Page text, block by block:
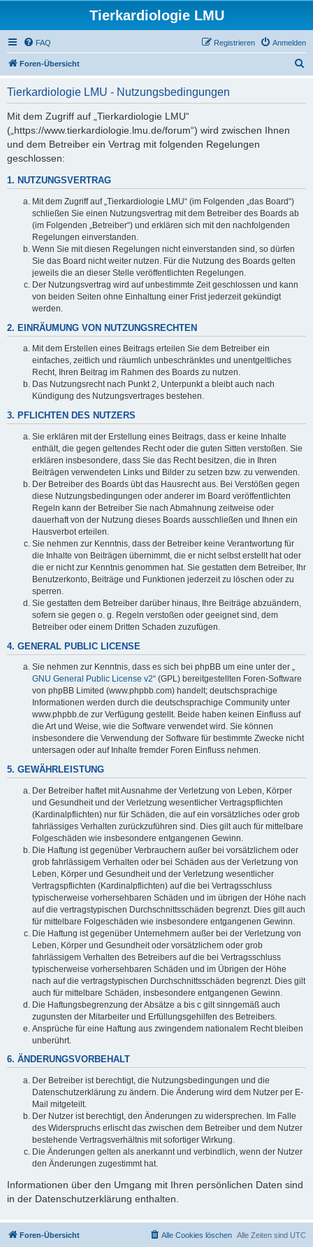
Tierkardiologie LMU
FAQ Anmelden
Registrieren
Foren-Übersicht
Tierkardiologie LMU - Nutzungsbedingungen
Mit dem Zugriff auf „Tierkardiologie LMU“
(„https://www.tierkardiologie.lmu.de/forum“) wird zwischen Ihnen
und dem Betreiber ein Vertrag mit folgenden Regelungen
geschlossen:
1. NUTZUNGSVERTRAG
Mit dem Zugriff auf „Tierkardiologie LMU“ (im Folgenden „das Board“)
schließen Sie einen Nutzungsvertrag mit dem Betreiber des Boards ab
(im Folgenden „Betreiber“) und erklären sich mit den nachfolgenden
Regelungen einverstanden.
Wenn Sie mit diesen Regelungen nicht einverstanden sind, so dürfen
Sie das Board nicht weiter nutzen. Für die Nutzung des Boards gelten
jeweils die an dieser Stelle veröffentlichten Regelungen.
Der Nutzungsvertrag wird auf unbestimmte Zeit geschlossen und kann
von beiden Seiten ohne Einhaltung einer Frist jederzeit gekündigt
werden.
2. EINRÄUMUNG VON NUTZUNGSRECHTEN
Mit dem Erstellen eines Beitrags erteilen Sie dem Betreiber ein
einfaches, zeitlich und räumlich unbeschränktes und unentgeltliches
Recht, Ihren Beitrag im Rahmen des Boards zu nutzen.
Das Nutzungsrecht nach Punkt 2, Unterpunkt a bleibt auch nach
Kündigung des Nutzungsvertrages bestehen.
3. PFLICHTEN DES NUTZERS
Sie erklären mit der Erstellung eines Beitrags, dass er keine Inhalte
enthält, die gegen geltendes Recht oder die guten Sitten verstoßen. Sie
erklären insbesondere, dass Sie das Recht besitzen, die in Ihren
Beiträgen verwendeten Links und Bilder zu setzen bzw. zu verwenden.
Der Betreiber des Boards übt das Hausrecht aus. Bei Verstößen gegen
diese Nutzungsbedingungen oder anderer im Board veröffentlichten
Regeln kann der Betreiber Sie nach Abmahnung zeitweise oder
dauerhaft von der Nutzung dieses Boards ausschließen und Ihnen ein
Hausverbot erteilen.
Sie nehmen zur Kenntnis, dass der Betreiber keine Verantwortung für
die Inhalte von Beiträgen übernimmt, die er nicht selbst erstellt hat oder
die er nicht zur Kenntnis genommen hat. Sie gestatten dem Betreiber, Ihr
Benutzerkonto, Beiträge und Funktionen jederzeit zu löschen oder zu
sperren.
Sie gestatten dem Betreiber darüber hinaus, Ihre Beiträge abzuändern,
sofern sie gegen o. g. Regeln verstoßen oder geeignet sind, dem
Betreiber oder einem Dritten Schaden zuzufügen.
4. GENERAL PUBLIC LICENSE
Sie nehmen zur Kenntnis, dass es sich bei phpBB um eine unter der „
GNU General Public License v2“ (GPL) bereitgestellten Foren-Software
von phpBB Limited (www.phpbb.com) handelt; deutschsprachige
Informationen werden durch die deutschsprachige Community unter
www.phpbb.de zur Verfügung gestellt. Beide haben keinen Einfluss auf
die Art und Weise, wie die Software verwendet wird. Sie können
insbesondere die Verwendung der Software für bestimmte Zwecke nicht
untersagen oder auf Inhalte fremder Foren Einfluss nehmen.
5. GEWÄHRLEISTUNG
Der Betreiber haftet mit Ausnahme der Verletzung von Leben, Körper
und Gesundheit und der Verletzung wesentlicher Vertragspflichten
(Kardinalpflichten) nur für Schäden, die auf ein vorsätzliches oder grob
fahrlässiges Verhalten zurückzuführen sind. Dies gilt auch für mittelbare
Folgeschäden wie insbesondere entgangenen Gewinn.
Die Haftung ist gegenüber Verbrauchern außer bei vorsätzlichem oder
grob fahrlässigem Verhalten oder bei Schäden aus der Verletzung von
Leben, Körper und Gesundheit und der Verletzung wesentlicher
Vertragspflichten (Kardinalpflichten) auf die bei Vertragsschluss
typischerweise vorhersehbaren Schäden und im übrigen der Höhe nach
auf die vertragstypischen Durchschnittsschäden begrenzt. Dies gilt auch
für mittelbare Folgeschäden wie insbesondere entgangenen Gewinn.
Die Haftung ist gegenüber Unternehmern außer bei der Verletzung von
Leben, Körper und Gesundheit oder vorsätzlichem oder grob
fahrlässigem Verhalten des Betreibers auf die bei Vertragsschluss
typischerweise vorhersehbaren Schäden und im Übrigen der Höhe
nach auf die vertragstypischen Durchschnittsschäden begrenzt. Dies gilt
auch für mittelbare Schäden, insbesondere entgangenen Gewinn.
Die Haftungsbegrenzung der Absätze a bis c gilt sinngemäß auch
zugunsten der Mitarbeiter und Erfüllungsgehilfen des Betreibers.
Ansprüche für eine Haftung aus zwingendem nationalem Recht bleiben
unberührt.
6. ÄNDERUNGSVORBEHALT
Der Betreiber ist berechtigt, die Nutzungsbedingungen und die
Datenschutzerklärung zu ändern. Die Änderung wird dem Nutzer per E-
Mail mitgeteilt.
Der Nutzer ist berechtigt, den Änderungen zu widersprechen. Im Falle
des Widerspruchs erlischt das zwischen dem Betreiber und dem Nutzer
bestehende Vertragsverhältnis mit sofortiger Wirkung.
Die Änderungen gelten als anerkannt und verbindlich, wenn der Nutzer
den Änderungen zugestimmt hat.
Informationen über den Umgang mit Ihren persönlichen Daten sind
in der Datenschutzerklärung enthalten.
Foren-Übersicht Alle Zeiten sind UTC
Alle Cookies löschen